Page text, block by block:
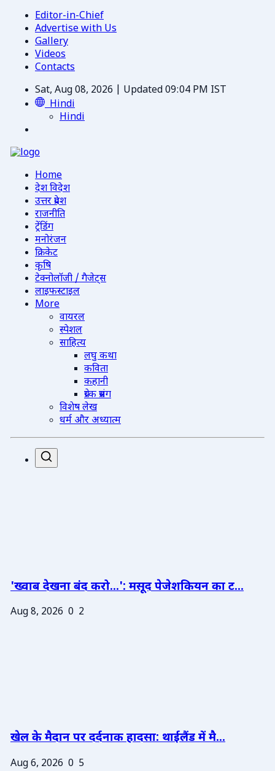
Editor-in-Chief
Advertise with Us
Gallery
Videos
Contacts
Sat, Aug 08, 2026 | Updated 09:04 PM IST
Hindi
Hindi
Home
देश विदेश
उत्तर प्रदेश
राजनीति
ट्रेंडिंग
मनोरंजन
क्रिकेट
कृषि
टेक्नोलॉजी / गैजेट्स
लाइफस्टाइल
More
वायरल
स्पेशल
साहित्य
लघु कथा
कविता
कहानी
प्रेरक प्रसंग
विशेष लेख
धर्म और अध्यात्म
'ख्वाब देखना बंद करो...': मसूद पेजेशकियन का ट...
Aug 8, 2026 0 2
खेल के मैदान पर दर्दनाक हादसा: थाईलैंड में मै...
Aug 6, 2026 0 5